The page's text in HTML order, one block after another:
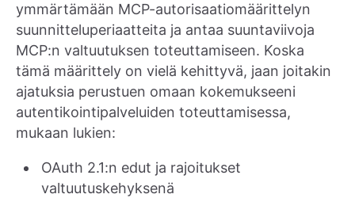
ymmärtämään MCP-autorisaatiomäärittelyn
suunnitteluperiaatteita ja antaa suuntaviivoja
MCP:n valtuutuksen toteuttamiseen. Koska
tämä määrittely on vielä kehittyvä, jaan joitakin
ajatuksia perustuen omaan kokemukseeni
autentikointipalveluiden toteuttamisessa,
mukaan lukien:
OAuth 2.1:n edut ja rajoitukset
valtuutuskehyksenä